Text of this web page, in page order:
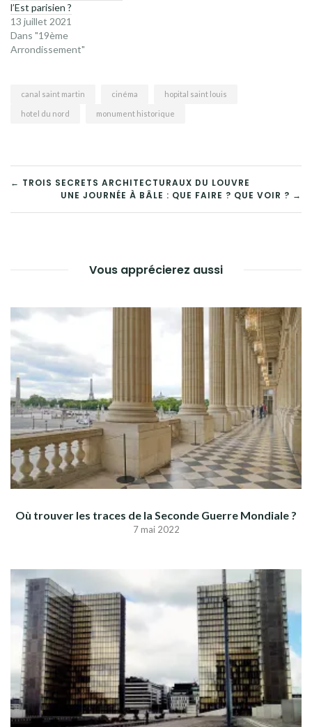
l’Est parisien ?
13 juillet 2021
Dans "19ème
Arrondissement"
canal saint martin cinéma hopital saint louis
hotel du nord monument historique
NAVIGATION
DE
← TROIS SECRETS ARCHITECTURAUX DU LOUVRE
UNE JOURNÉE À BÂLE : QUE FAIRE ? QUE VOIR ? →
Vous apprécierez aussi
Où trouver les traces de la Seconde Guerre Mondiale ?
7 mai 2022